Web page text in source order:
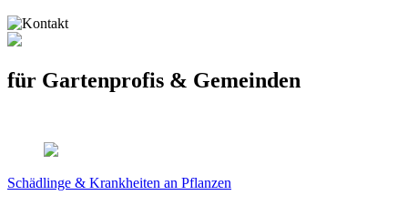
für Gartenprofis & Gemeinden
Schädlinge & Krankheiten an Pflanzen